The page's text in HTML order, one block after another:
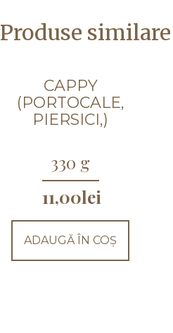
Produse similare
CAPPY
(PORTOCALE,
PIERSICI,)
330 g
11,00lei
ADAUGĂ ÎN COȘ